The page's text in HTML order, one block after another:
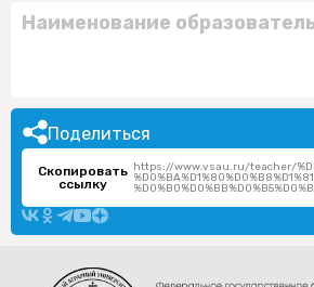
Наименование
Поделиться
Скопировать
ссылку
https://www.vsau.ru/teacher/